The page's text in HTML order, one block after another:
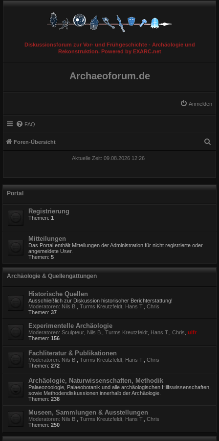
Diskussionsforum zur Vor- und Frühgeschichte - Archäologie und
Rekonstruktion. Powered by EXARC.net
Archaeoforum.de
Anmelden
FAQ
Foren-Übersicht
Aktuelle Zeit: 09.08.2026 12:26
Portal
Registrierung
Themen: 1
Mitteilungen
Das Portal enthält Mitteilungen der Administration für nicht registrierte oder
angemeldete User.
Themen: 5
Archäologie & Quellengattungen
Historische Quellen
Ausschließlich zur Diskussion historischer Berichterstattung!
Moderatoren: Nils B. Turms Kreutzfeldt Hans T.
Chris
Themen: 37
Experimentelle Archäologie
Moderatoren: Sculpteur Nils B. Turms Kreutzfeldt Hans T. Chris ulfr
Themen: 156
Fachliteratur & Publikationen
Moderatoren: Nils B. Turms Kreutzfeldt Hans T.
Chris
Themen: 272
Archäologie, Naturwissenschaften, Methodik
Palaeozoologie, Palaeobotanik und alle archäologischen Hilfswissenschaften,
sowie Methodendiskussionen innerhalb der Archäologie.
Themen: 238
Museen, Sammlungen & Ausstellungen
Moderatoren: Nils B. Turms Kreutzfeldt Hans T.
Chris
Themen: 250